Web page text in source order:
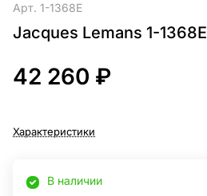
Арт. 1-1368E
Jacques Lemans 1-1368E
42 260 ₽
Характеристики
В наличии